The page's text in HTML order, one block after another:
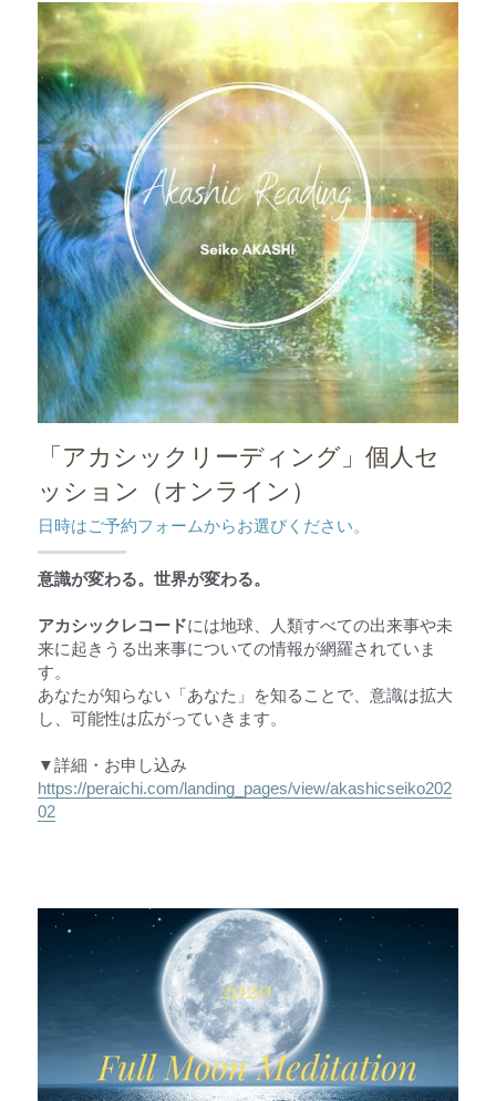
「アカシックリーディング」個人セ
ッション（オンライン）
日時はご予約フォームからお選びください。
意識が変わる。世界が変わる。
アカシックレコードには地球、人類すべての出来事や未
来に起きうる出来事についての情報が網羅されていま
す。
あなたが知らない「あなた」を知ることで、意識は拡大
し、可能性は広がっていきます。
▼詳細・お申し込み
https://peraichi.com/landing_pages/view/akashicseiko202
02